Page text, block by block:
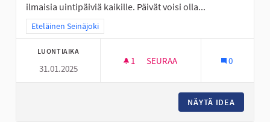
ilmaisia uintipäiviä kaikille. Päivät voisi olla...
Rajaa tulokset teeman mukaan: Eteläinen Seinäjoki
Eteläinen Seinäjoki
LUONTIAIKA
31.01.2025
1 1 SEURAAJA
SEURAA 0
NÄYTÄ IDEA